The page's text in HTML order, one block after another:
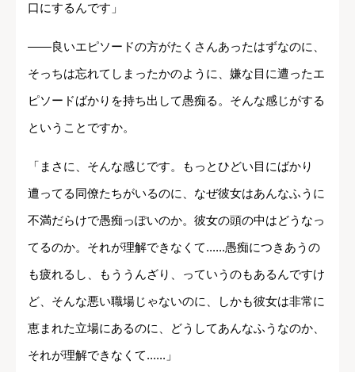
口にするんです」
――良いエピソードの方がたくさんあったはずなのに、
そっちは忘れてしまったかのように、嫌な目に遭ったエ
ピソードばかりを持ち出して愚痴る。そんな感じがする
ということですか。
「まさに、そんな感じです。もっとひどい目にばかり
遭ってる同僚たちがいるのに、なぜ彼女はあんなふうに
不満だらけで愚痴っぽいのか。彼女の頭の中はどうなっ
てるのか。それが理解できなくて......愚痴につきあうの
も疲れるし、もううんざり、っていうのもあるんですけ
ど、そんな悪い職場じゃないのに、しかも彼女は非常に
恵まれた立場にあるのに、どうしてあんなふうなのか、
それが理解できなくて......」